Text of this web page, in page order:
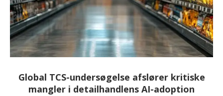
Global TCS-undersøgelse afslører kritiske
mangler i detailhandlens AI-adoption